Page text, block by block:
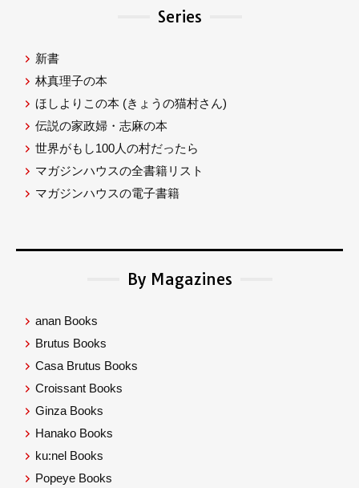
Series
新書
林真理子の本
ほしよりこの本 (きょうの猫村さん)
伝説の家政婦・志麻の本
世界がもし100人の村だったら
マガジンハウスの全書籍リスト
マガジンハウスの電子書籍
By Magazines
anan Books
Brutus Books
Casa Brutus Books
Croissant Books
Ginza Books
Hanako Books
ku:nel Books
Popeye Books